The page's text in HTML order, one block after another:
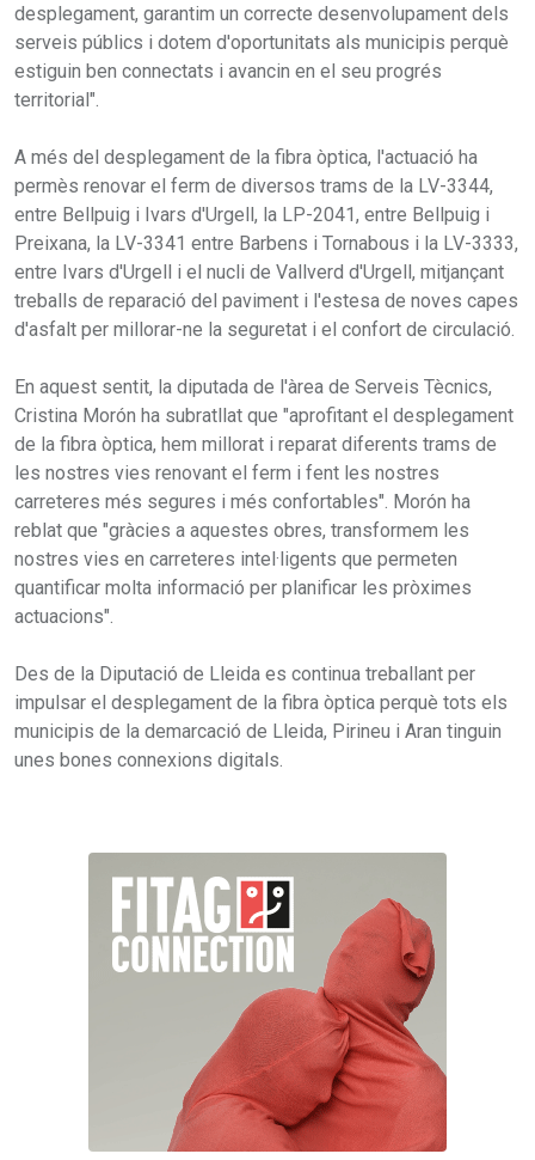
desplegament, garantim un correcte desenvolupament dels
serveis públics i dotem d'oportunitats als municipis perquè
estiguin ben connectats i avancin en el seu progrés
territorial".
A més del desplegament de la fibra òptica, l'actuació ha
permès renovar el ferm de diversos trams de la LV-3344,
entre Bellpuig i Ivars d'Urgell, la LP-2041, entre Bellpuig i
Preixana, la LV-3341 entre Barbens i Tornabous i la LV-3333,
entre Ivars d'Urgell i el nucli de Vallverd d'Urgell, mitjançant
treballs de reparació del paviment i l'estesa de noves capes
d'asfalt per millorar-ne la seguretat i el confort de circulació.
En aquest sentit, la diputada de l'àrea de Serveis Tècnics,
Cristina Morón ha subratllat que "aprofitant el desplegament
de la fibra òptica, hem millorat i reparat diferents trams de
les nostres vies renovant el ferm i fent les nostres
carreteres més segures i més confortables". Morón ha
reblat que "gràcies a aquestes obres, transformem les
nostres vies en carreteres intel·ligents que permeten
quantificar molta informació per planificar les pròximes
actuacions".
Des de la Diputació de Lleida es continua treballant per
impulsar el desplegament de la fibra òptica perquè tots els
municipis de la demarcació de Lleida, Pirineu i Aran tinguin
unes bones connexions digitals.